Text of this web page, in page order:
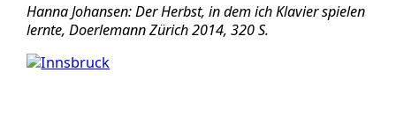
Hanna Johansen: Der Herbst, in dem ich Klavier spielen
lernte, Doerlemann Zürich 2014, 320 S.